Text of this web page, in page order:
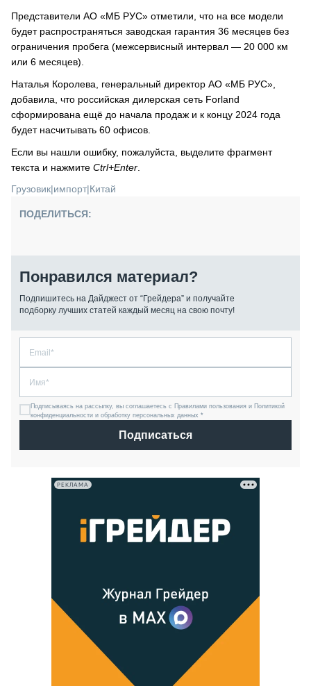
Представители АО «МБ РУС» отметили, что на все модели
будет распространяться заводская гарантия 36 месяцев без
ограничения пробега (межсервисный интервал — 20 000 км
или 6 месяцев).
Наталья Королева, генеральный директор АО «МБ РУС»,
добавила, что российская дилерская сеть Forland
сформирована ещё до начала продаж и к концу 2024 года
будет насчитывать 60 офисов.
Если вы нашли ошибку, пожалуйста, выделите фрагмент
текста и нажмите Ctrl+Enter
Грузовик|импорт|Китай
ПОДЕЛИТЬСЯ:
Понравился материал?
Подпишитесь на Дайджест от “Грейдера” и получайте
подборку лучших статей каждый месяц на свою почту!
Подписываясь на рассылку, вы соглашаетесь с Правилами пользования и Политикой
конфиденциальности и обработку персональных данных *
Подписаться
РЕКЛАМА